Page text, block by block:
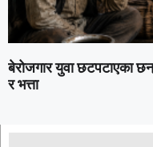
बेरोजगार युवा छटपटाएका
र भत्ता